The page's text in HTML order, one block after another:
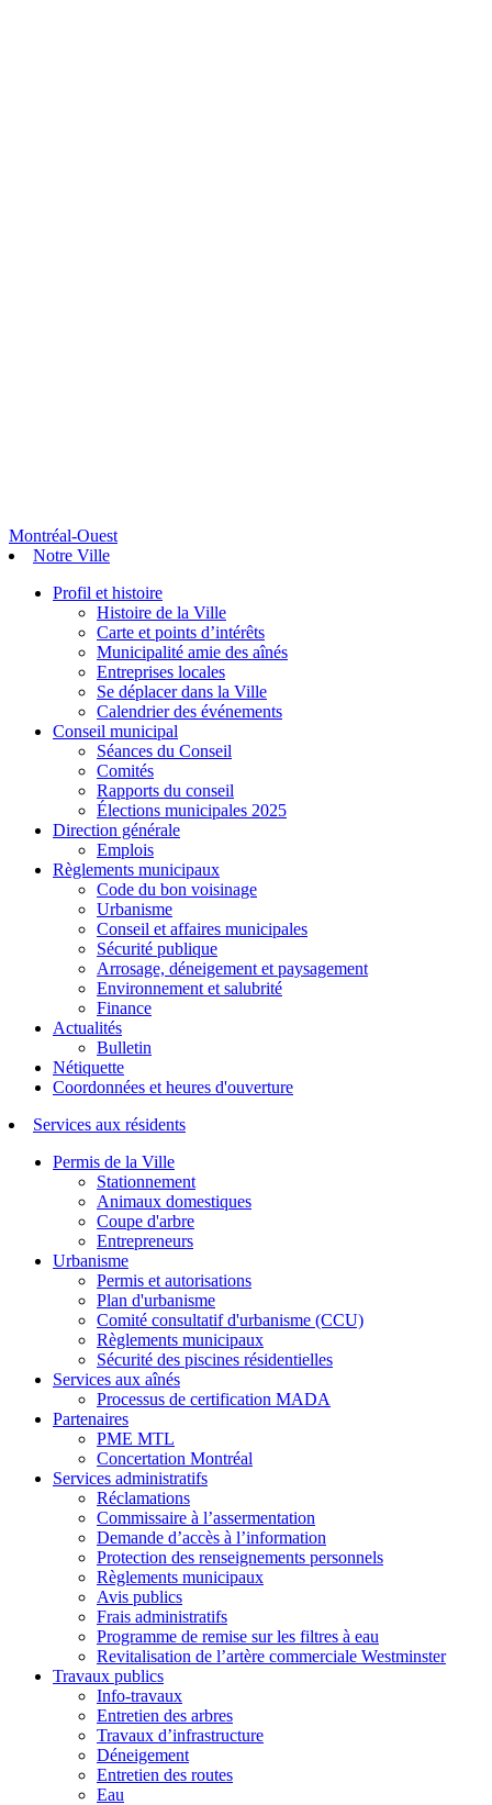
Montréal-Ouest
Notre Ville
Profil et histoire
Histoire de la Ville
Carte et points d’intérêts
Municipalité amie des aînés
Entreprises locales
Se déplacer dans la Ville
Calendrier des événements
Conseil municipal
Séances du Conseil
Comités
Rapports du conseil
Élections municipales 2025
Direction générale
Emplois
Règlements municipaux
Code du bon voisinage
Urbanisme
Conseil et affaires municipales
Sécurité publique
Arrosage, déneigement et paysagement
Environnement et salubrité
Finance
Actualités
Bulletin
Nétiquette
Coordonnées et heures d'ouverture
Services aux résidents
Permis de la Ville
Stationnement
Animaux domestiques
Coupe d'arbre
Entrepreneurs
Urbanisme
Permis et autorisations
Plan d'urbanisme
Comité consultatif d'urbanisme (CCU)
Règlements municipaux
Sécurité des piscines résidentielles
Services aux aînés
Processus de certification MADA
Partenaires
PME MTL
Concertation Montréal
Services administratifs
Réclamations
Commissaire à l’assermentation
Demande d’accès à l’information
Protection des renseignements personnels
Règlements municipaux
Avis publics
Frais administratifs
Programme de remise sur les filtres à eau
Revitalisation de l’artère commerciale Westminster
Travaux publics
Info-travaux
Entretien des arbres
Travaux d’infrastructure
Déneigement
Entretien des routes
Eau